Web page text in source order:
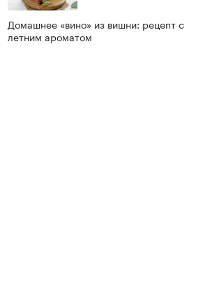
Домашнее «вино» из вишни: рецепт с
летним ароматом